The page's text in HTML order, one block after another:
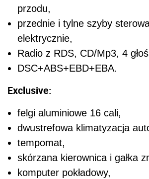
przodu,
przednie i tylne szyby
elektrycznie,
Radio z RDS, CD/Mp3, 4
DSC+ABS+EBD+EBA.
Exclusive:
felgi aluminiowe 16 cali,
dwustrefowa klimatyzacja
tempomat,
skórzana kierownica i gałka
komputer pokładowy,